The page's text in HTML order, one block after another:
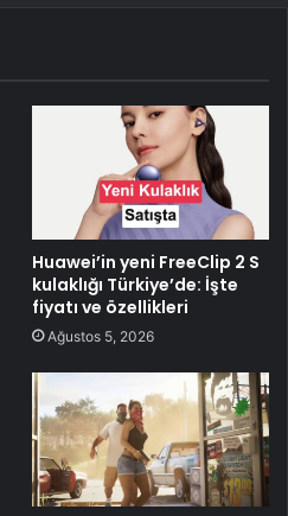
Huawei’in yeni FreeClip 2 S
kulaklığı Türkiye’de: İşte
fiyatı ve özellikleri
Ağustos 5, 2026